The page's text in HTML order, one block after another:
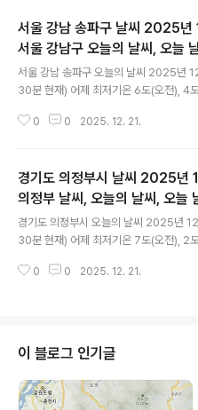
서울 강남 송파구 날씨 2025년
서울 강남구 오늘의 날씨, 오늘
221, 초미세먼지, 미세먼지, 황
서울 강남 송파구 오늘의 날씨 2025년
30분 현재) 어제 최저기온 6도(오전), 4
2도(오후) 어제보다 6도 낮은 최저기온이
입니다 * 눈비 올 확률은 위 이미지에서
상태 참조 대기상황 공기질은 어제 미세먼
㎍/m³ 초미세먼지 보통 = 19 ㎍/m³ 황
㎍/m³ 자외선 (오후) = 낮음 오늘미세
㎍/m³ 초미세먼지 좋음 = 9 ㎍/m³ 황
㎍/m³ 자외..
0 0 2025. 12. 21.
경기도 의정부시 날씨 2025년
의정부 날씨, 오늘의 날씨, 오늘
221, 초미세먼지, 미세먼지, 황
경기도 의정부시 오늘의 날씨 2025년
30분 현재) 어제 최저기온 7도(오전), 2
후), 최고기온 1도(오후) 어제보다 7도
상태 참조 대기상황 공기질은어제미
13 ㎍/m³ 초미세먼지 좋음 = 0 ㎍/m³
5 ㎍/m³자외선 (오후) = 낮음오늘미세
㎍/m³ 초미세먼지 좋음 = 0 ㎍/m³ 황
0 0 2025. 12. 21.
이 블로그 인기글